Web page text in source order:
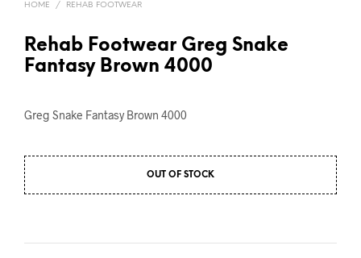
HOME / REHAB FOOTWEAR
Rehab Footwear Greg Snake
Fantasy Brown 4000
Greg Snake Fantasy Brown 4000
OUT OF STOCK